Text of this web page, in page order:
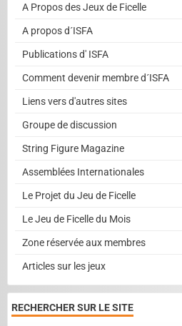
A Propos des Jeux de Ficelle
A propos d´ISFA
Publications d' ISFA
Comment devenir membre d´ISFA
Liens vers d'autres sites
Groupe de discussion
String Figure Magazine
Assemblées Internationales
Le Projet du Jeu de Ficelle
Le Jeu de Ficelle du Mois
Zone réservée aux membres
Articles sur les jeux
RECHERCHER SUR LE SITE